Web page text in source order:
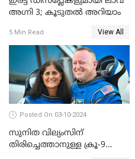
അഗ്നി 3; കൂടുതൽ അറിയാം
5 Min Read View All
Posted On 03-10-2024
സുനിത വില്യംസിന്
തിരിച്ചെത്താനുള്ള ക്രൂ-9